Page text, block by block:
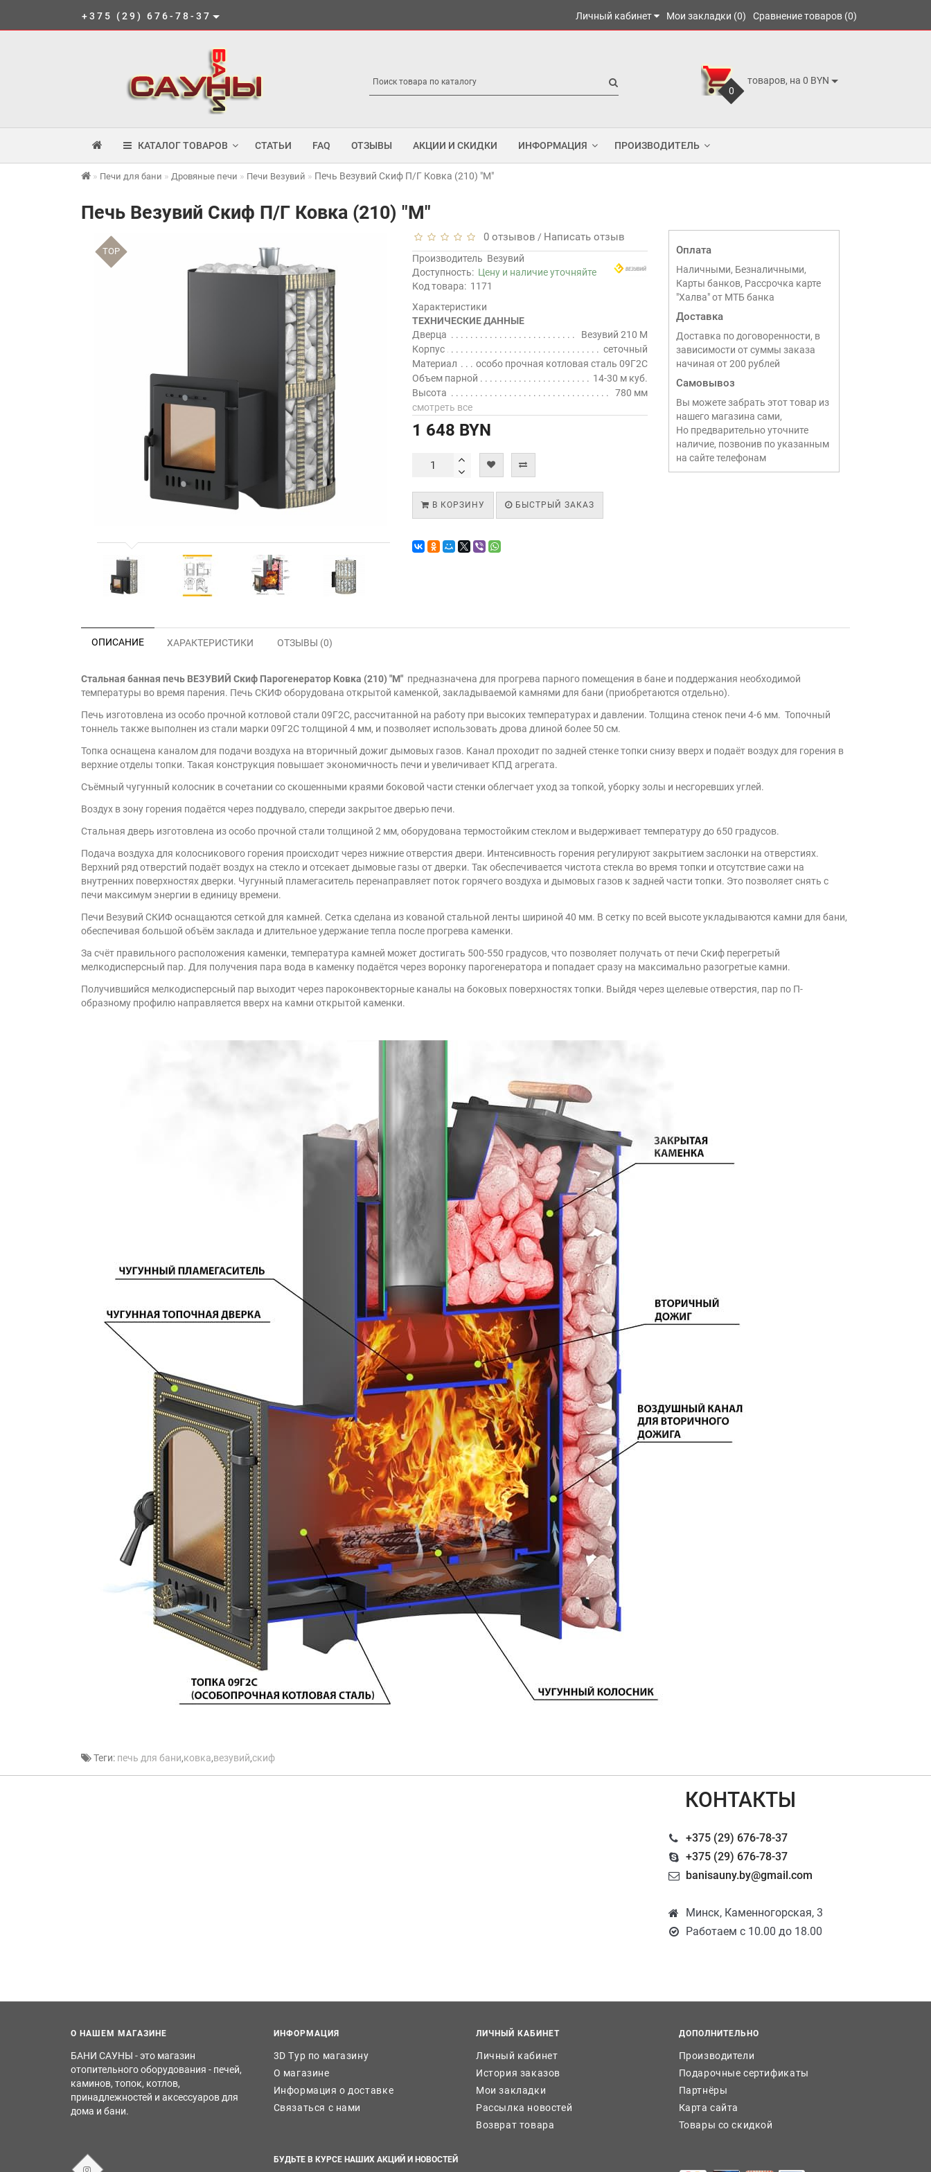
+375 (29) 676-78-37 Личный кабинет Мои закладки (0) Сравнение товаров (0)
0
товаров, на 0 BYN
КАТАЛОГ ТОВАРОВ СТАТЬИ FAQ ОТЗЫВЫ АКЦИИ И СКИДКИ ИНФОРМАЦИЯ ПРОИЗВОДИТЕЛЬ
Печи для бани Дровяные печи Печи Везувий Печь Везувий Скиф П/Г Ковка (210) "М"
Печь Везувий Скиф П/Г Ковка (210) "М"
TOP
0 отзывов / Написать отзыв
Производитель Везувий
Доступность: Цену и наличие уточняйте
Код товара: 1171
Характеристики
ТЕХНИЧЕСКИЕ ДАННЫЕ
Дверца
Везувий 210 М
Корпус
сеточный
Материал
особо прочная котловая сталь 09Г2С
Объем парной
14-30 м куб.
Высота
780 мм
смотреть все
1 648 BYN
В КОРЗИНУ БЫСТРЫЙ ЗАКАЗ
Оплата
Наличными, Безналичными,
Карты банков, Рассрочка карте
"Халва" от МТБ банка
Доставка
Доставка по договоренности, в
зависимости от суммы заказа
начиная от 200 рублей
Самовывоз
Вы можете забрать этот товар из
нашего магазина сами,
Но предварительно уточните
наличие, позвонив по указанным
на сайте телефонам
ОПИСАНИЕ ХАРАКТЕРИСТИКИ ОТЗЫВЫ (0)
Стальная банная печь ВЕЗУВИЙ Скиф Парогенератор Ковка (210) "М" предназначена для прогрева парного помещения в бане и поддержания необходимой
температуры во время парения. Печь СКИФ оборудована открытой каменкой, закладываемой камнями для бани (приобретаются отдельно).
Печь изготовлена из особо прочной котловой стали 09Г2С, рассчитанной на работу при высоких температурах и давлении. Толщина стенок печи 4-6 мм. Топочный
тоннель также выполнен из стали марки 09Г2С толщиной 4 мм, и позволяет использовать дрова длиной более 50 см.
Топка оснащена каналом для подачи воздуха на вторичный дожиг дымовых газов. Канал проходит по задней стенке топки снизу вверх и подаёт воздух для горения в
верхние отделы топки. Такая конструкция повышает экономичность печи и увеличивает КПД агрегата.
Съёмный чугунный колосник в сочетании со скошенными краями боковой части стенки облегчает уход за топкой, уборку золы и несгоревших углей.
Воздух в зону горения подаётся через поддувало, спереди закрытое дверью печи.
Стальная дверь изготовлена из особо прочной стали толщиной 2 мм, оборудована термостойким стеклом и выдерживает температуру до 650 градусов.
Подача воздуха для колосникового горения происходит через нижние отверстия двери. Интенсивность горения регулируют закрытием заслонки на отверстиях.
Верхний ряд отверстий подаёт воздух на стекло и отсекает дымовые газы от дверки. Так обеспечивается чистота стекла во время топки и отсутствие сажи на
внутренних поверхностях дверки. Чугунный пламегаситель перенаправляет поток горячего воздуха и дымовых газов к задней части топки. Это позволяет снять с
печи максимум энергии в единицу времени.
Печи Везувий СКИФ оснащаются сеткой для камней. Сетка сделана из кованой стальной ленты шириной 40 мм. В сетку по всей высоте укладываются камни для бани,
обеспечивая большой объём заклада и длительное удержание тепла после прогрева каменки.
За счёт правильного расположения каменки, температура камней может достигать 500-550 градусов, что позволяет получать от печи Скиф перегретый
мелкодисперсный пар. Для получения пара вода в каменку подаётся через воронку парогенератора и попадает сразу на максимально разогретые камни.
Получившийся мелкодисперсный пар выходит через пароконвекторные каналы на боковых поверхностях топки. Выйдя через щелевые отверстия, пар по П-
образному профилю направляется вверх на камни открытой каменки.
Теги: печь для бани,ковка,везувий,скиф
КОНТАКТЫ
+375 (29) 676-78-37
+375 (29) 676-78-37
banisauny.by@gmail.com
Минск, Каменногорская, 3
Работаем с 10.00 до 18.00
О НАШЕМ МАГАЗИНЕ
БАНИ САУНЫ - это магазин
отопительного оборудования - печей,
каминов, топок, котлов,
принадлежностей и аксессуаров для
дома и бани.
ИНФОРМАЦИЯ
3D Тур по магазину
О магазине
Информация о доставке
Связаться с нами
ЛИЧНЫЙ КАБИНЕТ
Личный кабинет
История заказов
Мои закладки
Рассылка новостей
Возврат товара
ДОПОЛНИТЕЛЬНО
Производители
Подарочные сертификаты
Партнёры
Карта сайта
Товары со скидкой
БУДЬТЕ В КУРСЕ НАШИХ АКЦИЙ И НОВОСТЕЙ